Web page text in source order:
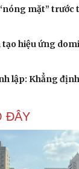
mặt” trước
hiệu ứng
lập: Khẳng
ĐÂY